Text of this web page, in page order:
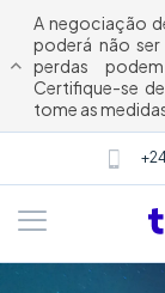
A negociação
poderá não
perdas
Certifique-se
tome as